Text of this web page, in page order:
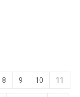
8 9 10 11